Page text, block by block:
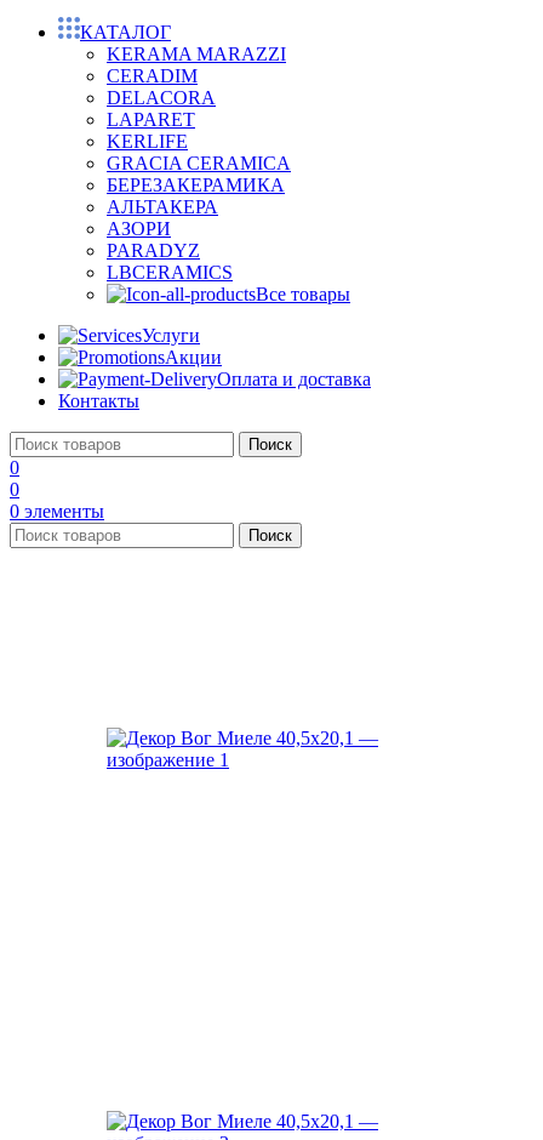
КАТАЛОГ
KERAMA MARAZZI
CERADIM
DELACORA
LAPARET
KERLIFE
GRACIA CERAMICA
БЕРЕЗАКЕРАМИКА
АЛЬТАКЕРА
АЗОРИ
PARADYZ
LBCERAMICS
Все товары
Услуги
Акции
Оплата и доставка
Контакты
Поиск
0
0
0 элементы
Поиск